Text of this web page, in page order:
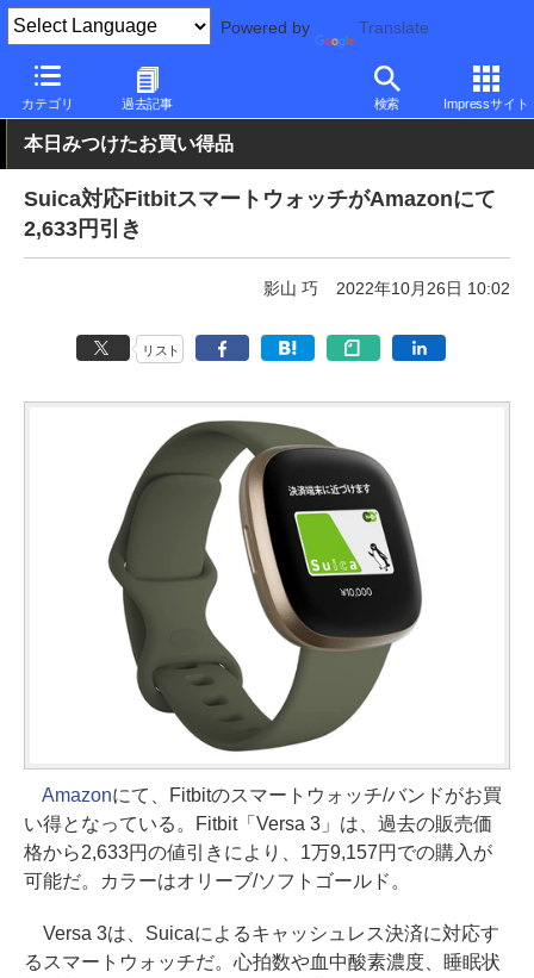
Powered by Translate
カテゴリ 過去記事 検索 Impressサイト
PC Watch 半導体/周辺機器 スマートウォッチ
本日みつけたお買い得品
Suica対応FitbitスマートウォッチがAmazonにて
2,633円引き
影山 巧 2022年10月26日 10:02
リスト
Amazonにて、Fitbitのスマートウォッチ/バンドがお買
い得となっている。Fitbit「Versa 3」は、過去の販売価
格から2,633円の値引きにより、1万9,157円での購入が
可能だ。カラーはオリーブ/ソフトゴールド。
Versa 3は、Suicaによるキャッシュレス決済に対応す
るスマートウォッチだ。心拍数や血中酸素濃度、睡眠状